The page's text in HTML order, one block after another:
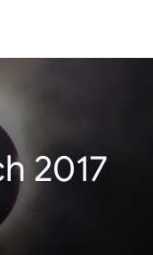
2017